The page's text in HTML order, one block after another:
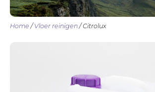
Home / Vloer reinigen/ Citrolux